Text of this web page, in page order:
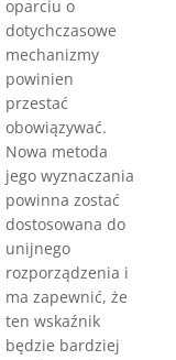
oparciu o
dotychczasowe
mechanizmy
powinien
przestać
obowiązywać.
Nowa metoda
jego wyznaczania
powinna zostać
dostosowana do
unijnego
rozporządzenia i
ma zapewnić, że
ten wskaźnik
będzie bardziej